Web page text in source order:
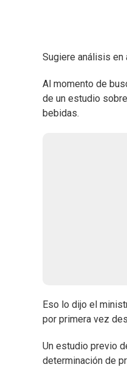
Sugiere análisis en
Al momento de
de un estudio
bebidas.
Eso lo dijo el
por primera vez
Un estudio previo
determinación de